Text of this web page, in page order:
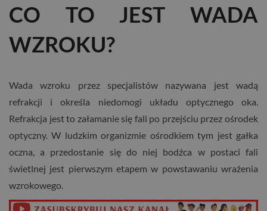
CO TO JEST WADA
WZROKU?
Wada wzroku przez specjalistów nazywana jest wadą
refrakcji i określa niedomogi układu optycznego oka.
Refrakcja jest to załamanie się fali po przejściu przez ośrodek
optyczny. W ludzkim organizmie ośrodkiem tym jest gałka
oczna, a przedostanie się do niej bodźca w postaci fali
świetlnej jest pierwszym etapem w powstawaniu wrażenia
wzrokowego.